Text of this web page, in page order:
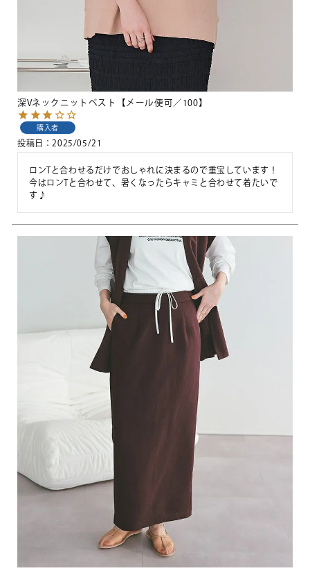
深Vネックニットベスト【メール便可／100】
購入者
投稿日 2025/05/21
ロンTと合わせるだけでおしゃれに決まるので重宝しています！
今はロンTと合わせて、暑くなったらキャミと合わせて着たいで
す♪